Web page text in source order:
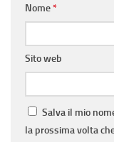
Nome*
Sito web
Salva il mio
la prossima volta